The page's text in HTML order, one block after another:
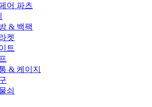
어 파츠
& 백팩
켓
트
& 케이지
쇠